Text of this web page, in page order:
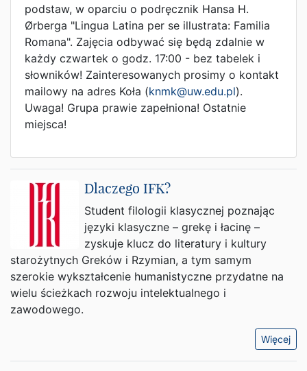
podstaw, w oparciu o podręcznik Hansa H.
Ørberga "Lingua Latina per se illustrata: Familia
Romana". Zajęcia odbywać się będą zdalnie w
każdy czwartek o godz. 17:00 - bez tabelek i
słowników! Zainteresowanych prosimy o kontakt
mailowy na adres Koła (knmk@uw.edu.pl).
Uwaga! Grupa prawie zapełniona! Ostatnie
miejsca!
Dlaczego IFK?
Student filologii klasycznej poznając
języki klasyczne – grekę i łacinę –
zyskuje klucz do literatury i kultury
starożytnych Greków i Rzymian, a tym samym
szerokie wykształcenie humanistyczne przydatne na
wielu ścieżkach rozwoju intelektualnego i
zawodowego.
Więcej